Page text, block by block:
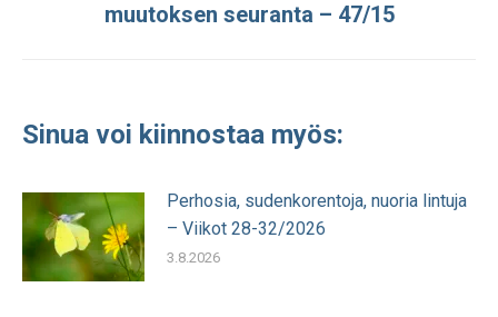
julkaisu:
muutoksen seuranta – 47/15
Sinua voi kiinnostaa myös:
Perhosia, sudenkorentoja, nuoria lintuja
– Viikot 28-32/2026
3.8.2026